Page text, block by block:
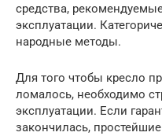
средства,
эксплуатации.
народные методы.
Для того чтобы кресло
ломалось, необходимо
эксплуатации. Если
закончилась,